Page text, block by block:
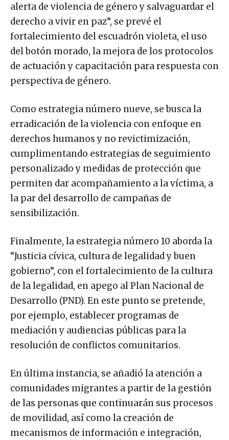
alerta de violencia de género y salvaguardar el
derecho a vivir en paz”, se prevé el
fortalecimiento del escuadrón violeta, el uso
del botón morado, la mejora de los protocolos
de actuación y capacitación para respuesta con
perspectiva de género.
Como estrategia número nueve, se busca la
erradicación de la violencia con enfoque en
derechos humanos y no revictimización,
cumplimentando estrategias de seguimiento
personalizado y medidas de protección que
permiten dar acompañamiento a la víctima, a
la par del desarrollo de campañas de
sensibilización.
Finalmente, la estrategia número 10 aborda la
“Justicia cívica, cultura de legalidad y buen
gobierno”, con el fortalecimiento de la cultura
de la legalidad, en apego al Plan Nacional de
Desarrollo (PND). En este punto se pretende,
por ejemplo, establecer programas de
mediación y audiencias públicas para la
resolución de conflictos comunitarios.
En última instancia, se añadió la atención a
comunidades migrantes a partir de la gestión
de las personas que continuarán sus procesos
de movilidad, así como la creación de
mecanismos de información e integración,